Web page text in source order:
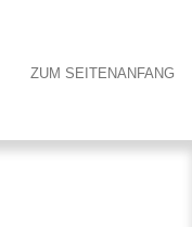
ZUM SEITENANFANG